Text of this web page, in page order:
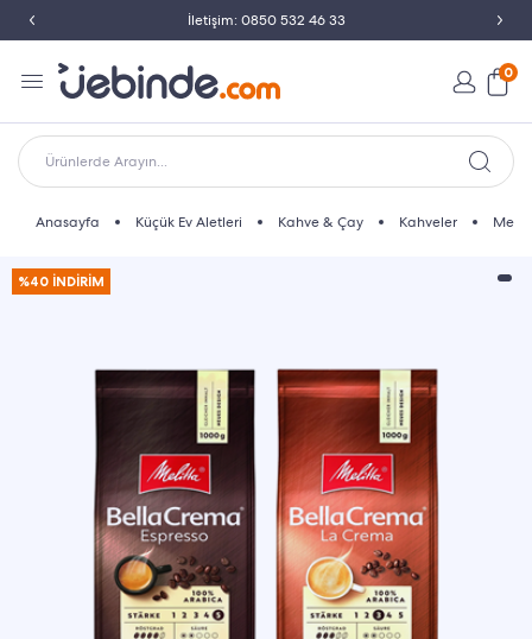
İletişim: 0850 532 46 33
0
Ürünlerde Arayın...
Anasayfa Küçük Ev Aletleri Kahve & Çay Kahveler
%40 İNDİRİM